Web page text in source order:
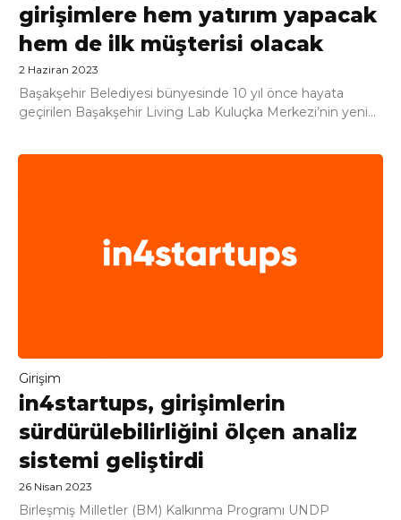
girişimlere hem yatırım yapacak
hem de ilk müşterisi olacak
2 Haziran 2023
Başakşehir Belediyesi bünyesinde 10 yıl önce hayata
geçirilen Başakşehir Living Lab Kuluçka Merkezi’nin yeni...
Girişim
in4startups, girişimlerin
sürdürülebilirliğini ölçen analiz
sistemi geliştirdi
26 Nisan 2023
Birleşmiş Milletler (BM) Kalkınma Programı UNDP